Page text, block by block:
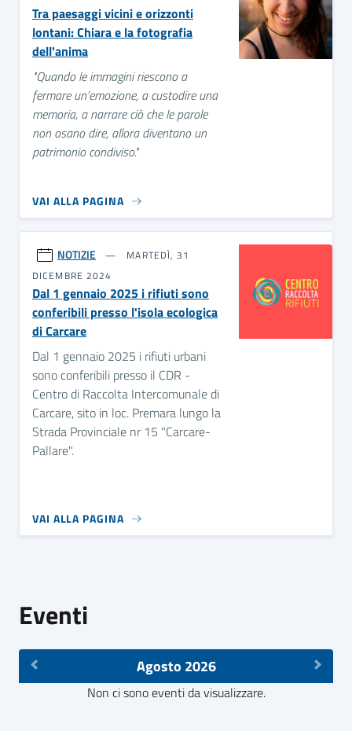
Tra paesaggi vicini e orizzonti
lontani: Chiara e la fotografia
dell'anima
"Quando le immagini riescono a
fermare un’emozione, a custodire una
memoria, a narrare ciò che le parole
non osano dire, allora diventano un
patrimonio condiviso."
VAI ALLA PAGINA
NOTIZIE
MARTEDÌ, 31
DICEMBRE 2024
Dal 1 gennaio 2025 i rifiuti sono
conferibili presso l'isola ecologica
di Carcare
Dal 1 gennaio 2025 i rifiuti urbani
sono conferibili presso il CDR -
Centro di Raccolta Intercomunale di
Carcare, sito in loc. Premara lungo la
Strada Provinciale nr 15 "Carcare-
Pallare".
VAI ALLA PAGINA
Eventi
Agosto 2026
Non ci sono eventi da visualizzare.